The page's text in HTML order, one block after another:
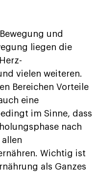
und
liegen die
vielen weiteren.
Bereichen Vorteile
eine
im Sinne, dass
nach
Wichtig ist
als Ganzes